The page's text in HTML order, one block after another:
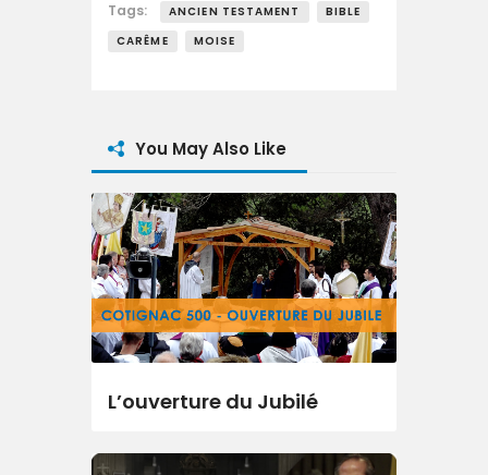
Tags: ANCIEN TESTAMENT
BIBLE
CARÊME
MOISE
You May Also Like
L’ouverture du Jubilé